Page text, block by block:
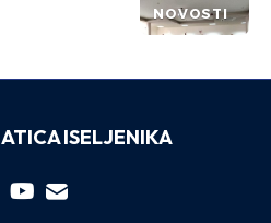
NOVOSTI
ISELJENIKA